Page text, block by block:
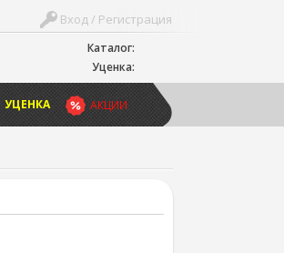
Каталог:
Уценка:
Вход / Регистрация
АКЦИИ
УЦЕНКА